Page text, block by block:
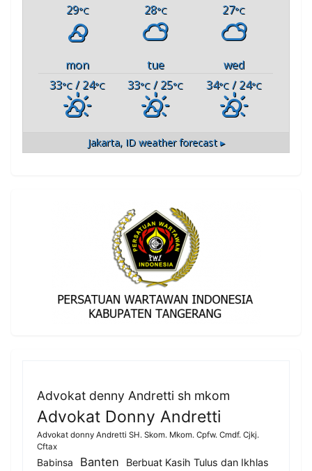
29°C 28°C 27°C
mon tue
wed
33°C / 24°C 33°C / 25°C 34°C/ 24°C
Jakarta, IDweather forecast ▸
Advokat denny Andretti sh mkom
Advokat Donny Andretti
Advokat donny Andretti SH. Skom. Mkom. Cpfw. Cmdf. Cjkj.
Cftax
Babinsa Banten Berbuat Kasih Tulus dan Ikhlas